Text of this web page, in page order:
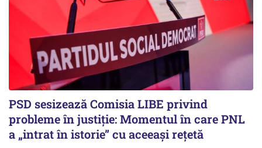
PSD sesizează Comisia LIBE privind
probleme în justiție: Momentul în care PNL
a „intrat în istorie” cu aceeași rețetă